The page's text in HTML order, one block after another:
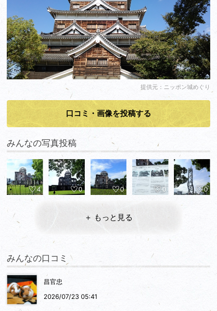
提供元：ニッポン城めぐり
口コミ・画像を投稿する
みんなの写真投稿
4 0 0 0 0
＋ もっと見る
みんなの口コミ
昌官忠
2026/07/23 05:41